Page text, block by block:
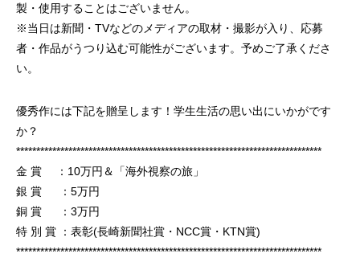
製・使用することはございません。
※当日は新聞・TVなどのメディアの取材・撮影が入り、応募
者・作品がうつり込む可能性がございます。予めご了承くださ
い。
優秀作には下記を贈呈します！学生生活の思い出にいかがです
か？
****************************************************************************
金 賞 ：10万円＆「海外視察の旅」
銀 賞 ：5万円
銅 賞 ：3万円
特 別 賞 ：表彰(長崎新聞社賞・NCC賞・KTN賞)
****************************************************************************